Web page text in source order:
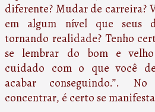
diferente? Mudar de carreira?
em algum nível que seus
tornando realidade? Tenho
se lembrar do bom e
cuidado com o que você
acabar conseguindo.”.
concentrar, é certo se